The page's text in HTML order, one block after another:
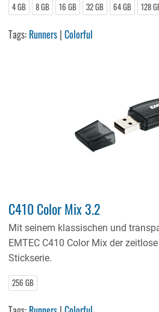
4 GB 8 GB 16 GB 32 GB 64 GB 128
Tags: Runners |Colorful
C410 Color Mix 3.2
Mit seinem klassischen und
EMTEC C410 Color Mix der
Stickserie.
256 GB